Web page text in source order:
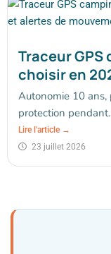
Traceur
choisir en
Autonomie 10 ans,
protection
Lire l'article →
23 juillet 2026